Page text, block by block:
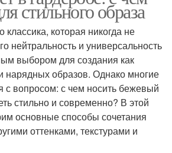
стильного образа
которая никогда не
нейтральность и универсальность
выбором для создания как
нарядных образов. Однако многие
с вопросом: с чем носить бежевый
стильно и современно? В этой
основные способы сочетания
оттенками, текстурами и